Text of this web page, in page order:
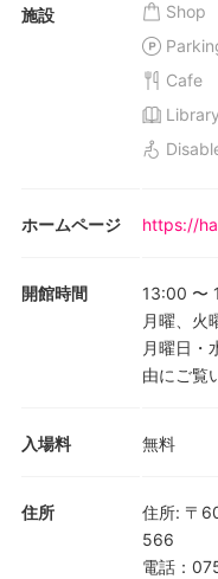
施設
Shop
Cafe
Library
ホームページ https://
開館時間 13:00 〜
月曜、火
月曜日・
由にご覧
入場料 無料
住所 住所: 〒
566
電話 ：